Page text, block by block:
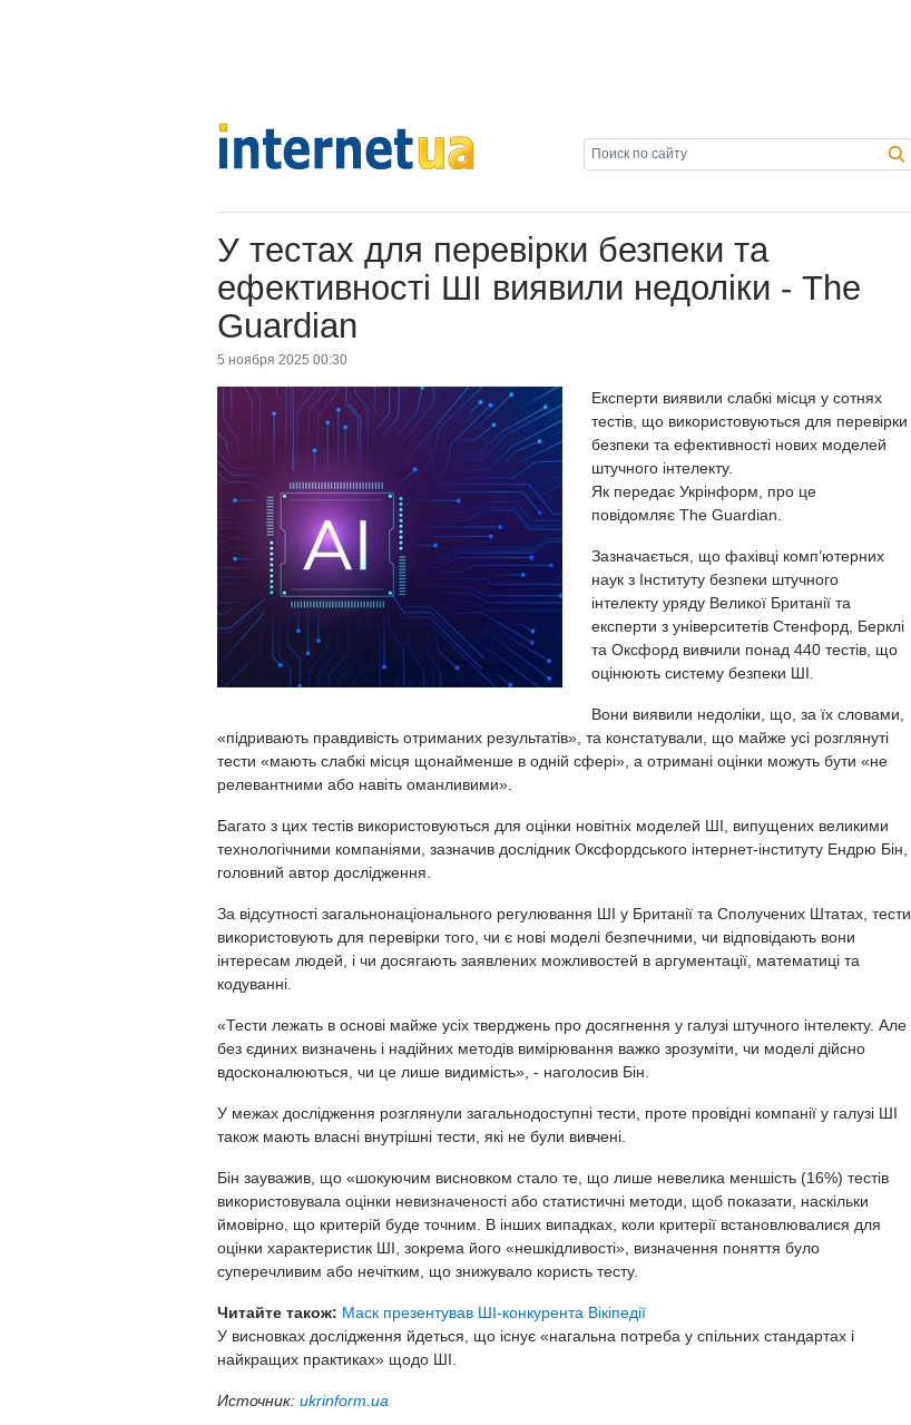
У тестах для перевірки безпеки та
ефективності ШІ виявили недоліки - The
Guardian
5 ноября 2025 00:30
Експерти виявили слабкі місця у сотнях
тестів, що використовуються для перевірки
безпеки та ефективності нових моделей
штучного інтелекту.
Як передає Укрінформ, про це
повідомляє The Guardian.
Зазначається, що фахівці комп’ютерних
наук з Інституту безпеки штучного
інтелекту уряду Великої Британії та
експерти з університетів Стенфорд, Берклі
та Оксфорд вивчили понад 440 тестів, що
оцінюють систему безпеки ШІ.
Вони виявили недоліки, що, за їх словами,
«підривають правдивість отриманих результатів», та констатували, що майже усі розглянуті
тести «мають слабкі місця щонайменше в одній сфері», а отримані оцінки можуть бути «не
релевантними або навіть оманливими».
Багато з цих тестів використовуються для оцінки новітніх моделей ШІ, випущених великими
технологічними компаніями, зазначив дослідник Оксфордського інтернет-інституту Ендрю Бін,
головний автор дослідження.
За відсутності загальнонаціонального регулювання ШІ у Британії та Сполучених Штатах, тести
використовують для перевірки того, чи є нові моделі безпечними, чи відповідають вони
інтересам людей, і чи досягають заявлених можливостей в аргументації, математиці та
кодуванні.
«Тести лежать в основі майже усіх тверджень про досягнення у галузі штучного інтелекту. Але
без єдиних визначень і надійних методів вимірювання важко зрозуміти, чи моделі дійсно
вдосконалюються, чи це лише видимість», - наголосив Бін.
У межах дослідження розглянули загальнодоступні тести, проте провідні компанії у галузі ШІ
також мають власні внутрішні тести, які не були вивчені.
Бін зауважив, що «шокуючим висновком стало те, що лише невелика меншість (16%) тестів
використовувала оцінки невизначеності або статистичні методи, щоб показати, наскільки
ймовірно, що критерій буде точним. В інших випадках, коли критерії встановлювалися для
оцінки характеристик ШІ, зокрема його «нешкідливості», визначення поняття було
суперечливим або нечітким, що знижувало користь тесту.
Читайте також: Маск презентував ШІ-конкурента Вікіпедії
У висновках дослідження йдеться, що існує «нагальна потреба у спільних стандартах і
найкращих практиках» щодо ШІ.
Источник: ukrinform.ua